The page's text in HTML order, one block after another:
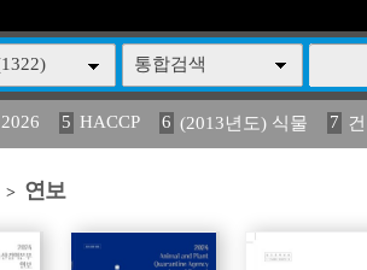
통합검색
2026 5 HACCP 6 (2013년도) 식물 7
년도) 식 14 媛 異 15 구제역 16 관리
> 연보